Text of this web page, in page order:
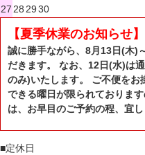
27 28 2930
【夏季休業のお知らせ】
誠に勝手ながら、8月13日(木)
だきます。 なお、12日(水)は
のみ)いたします。 ご不便をお
できる曜日が限られておりま
は、お早目のご予約の程、宜し
■定休日